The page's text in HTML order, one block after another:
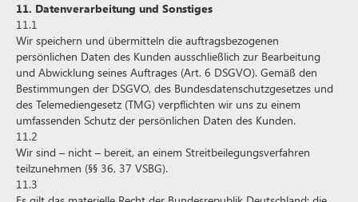
11. Datenverarbeitung und Sonstiges
11.1
Wir speichern und übermitteln die auftragsbezogenen
persönlichen Daten des Kunden ausschließlich zur Bearbeitung
und Abwicklung seines Auftrages (Art. 6 DSGVO). Gemäß den
Bestimmungen der DSGVO, des Bundesdatenschutzgesetzes und
des Telemediengesetz (TMG) verpflichten wir uns zu einem
umfassenden Schutz der persönlichen Daten des Kunden.
11.2
Wir sind – nicht – bereit, an einem Streitbeilegungsverfahren
teilzunehmen (§§ 36, 37 VSBG).
11.3